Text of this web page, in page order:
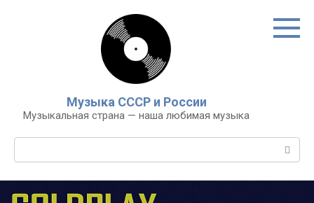
Музыка СССР и России
Музыкальная страна — наша любимая музыка